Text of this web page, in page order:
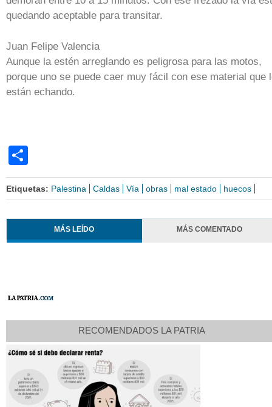
quedando aceptable para transitar.
Juan Felipe Valencia
Aunque la estén arreglando es peligrosa para las motos,
porque uno se puede caer muy fácil con ese material que
están echando.
Etiquetas: Palestina Caldas Vía obras mal estado huecos
MÁS LEÍDO MÁS COMENTADO
RECOMENDADOS LA PATRIA